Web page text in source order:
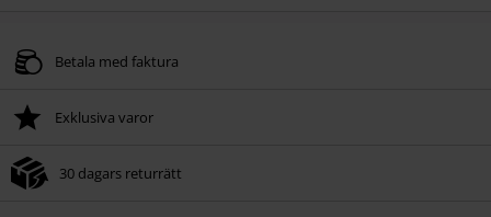
Betala med faktura
Exklusiva varor
30 dagars returrätt